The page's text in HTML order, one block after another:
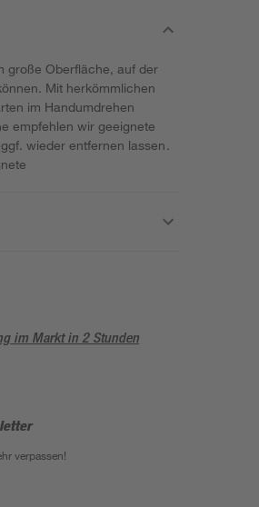
große Oberfläche, auf der
Mit herkömmlichen
im Handumdrehen
empfehlen wir geeignete
wieder entfernen lassen.
im Markt in 2 Stunden
verpassen!